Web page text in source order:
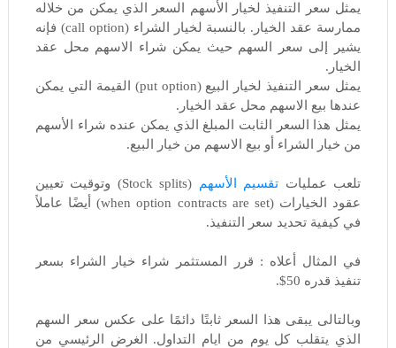
يمثل سعر التنفيذ لخيار الأسهم السعر الذي يمكن من خلاله
ممارسة عقد الخيار. بالنسبة لخيار الشراء (call option) فإنه
يشير إلى سعر السهم حيث يمكن شراء الاسهم محل عقد
الخيار.
يمثل سعر التنفيذ لخيار البيع (put option) القيمة التي يمكن
عندها بيع الاسهم محل عقد الخيار.
يمثل هذا السعر الثابت المبلغ الذي يمكن عنده شراء الأسهم
من خيار الشراء أو بيع الاسهم من خيار البيع.
تلعب عمليات تقسيم الأسهم (
Stock splits) وتوقيت تعيين
عقود الخيارات (when option contracts are set) أيضًا عاملاً
في كيفية تحديد سعر التنفيذ.
في المثال أعلاه : قرر المستثمر شراء خيار الشراء بسعر
تنفيذ قدره 50$.
وبالتالى يبقى هذا السعر ثابتًا دائمًا على عكس سعر السهم
الذي يتقلب كل يوم من ايام التداول. الغرض الرئيسي من